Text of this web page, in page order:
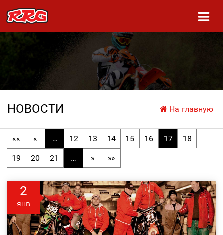
НОВОСТИ На главную
«« « … 12 13 14 15 16 17 18
19 20 21 … » »»
2
янв